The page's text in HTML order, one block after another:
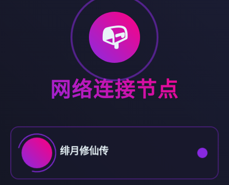
📭
网络连接节点
绯月修仙传